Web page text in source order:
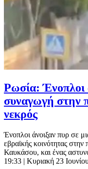
Ρωσία: Ένοπλοι
συναγωγή στην
νεκρός
Ένοπλοι άνοιξαν πυρ σε
εβραϊκής κοινότητας
Καυκάσου, και ένας
19:33 | Κυριακή 23